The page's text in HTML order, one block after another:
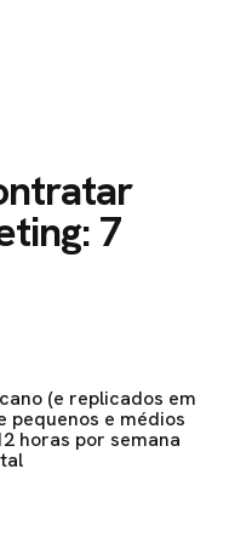
7
(e replicados em
pequenos e médios
horas por semana